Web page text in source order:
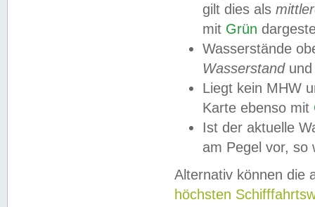
gilt dies als
mit Grün
Wasserstände
Wasserstandund
Liegt kein MHW
Karte ebenso mit
Ist der aktuelle
am Pegel vor,
Alternativ können die
höchsten